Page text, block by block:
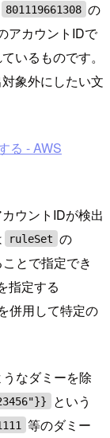
801119661308 の
アカウントIDで
いるものです。
象外にしたい文
る - AWS
ウントIDが検出
ruleSet の
とで指定でき
指定する
併用して特定の
なダミーを除
という
等のダミー